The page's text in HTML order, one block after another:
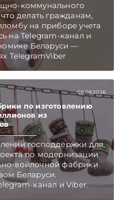
коммунального
делать гражданам,
на приборе учета
на Telegram‑канал и
Беларуси —
TelegramViber
08.08.2026
по изготовлению
из
господдержки для
по модернизации
войлочной фабрики
Беларуси.
и Viber.
Беларуси — раньше,